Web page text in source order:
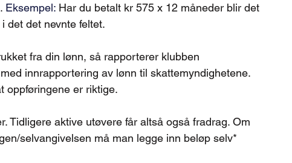
Eksempel: Har du betalt kr 575 x 12 måneder blir det
det det nevnte feltet.
fra din lønn, så rapporterer klubben
innrapportering av lønn til skattemyndighetene.
oppføringene er riktige.
Tidligere aktive utøvere får altså også fradrag. Om
selvangivelsen må man legge inn beløp selv*